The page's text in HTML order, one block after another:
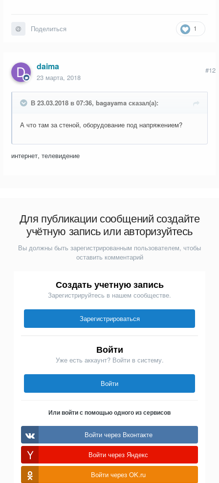
1
Поделиться
daima
23 марта, 2018
#12
В 23.03.2018 в 07:36, bagayama сказал(а):
А что там за стеной, оборудование под напряжением?
интернет, телевидение
Для публикации сообщений создайте
учётную запись или авторизуйтесь
Вы должны быть зарегистрированным пользователем, чтобы
оставить комментарий
Создать учетную запись
Зарегистрируйтесь в нашем сообществе.
Зарегистрироваться
Войти
Уже есть аккаунт? Войти в систему.
Войти
Или войти с помощью одного из сервисов
Войти через Вконтакте
Войти через Яндекс
Войти через OK.ru